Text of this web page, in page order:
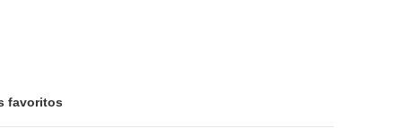
favoritos